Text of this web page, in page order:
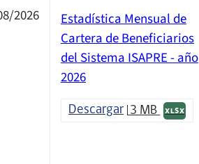
2026
Estadística Mensual de
Cartera de Beneficiarios
del Sistema ISAPRE - año
2026
Descargar 3 MB XLSX